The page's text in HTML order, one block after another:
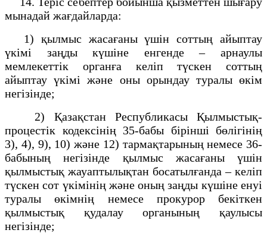
мынадай жағдайларда:
1) қылмыс жасағаны үшін соттың айыптау
үкімі заңды күшіне енгенде – арнаулы
мемлекеттік органға келіп түскен соттың
айыптау үкімі және оны орындау туралы өкім
негізінде;
2) Қазақстан Республикасы Қылмыстық-
процестік кодексінің 35-бабы бірінші бөлігінің
3), 4), 9), 10) және 12) тармақтарының немесе 36-
бабының негізінде қылмыс жасағаны үшін
қылмыстық жауаптылықтан босатылғанда – келіп
түскен сот үкімінің және оның заңды күшіне енуі
туралы өкімнің немесе прокурор бекіткен
қылмыстық қудалау органының қаулысы
негізінде;